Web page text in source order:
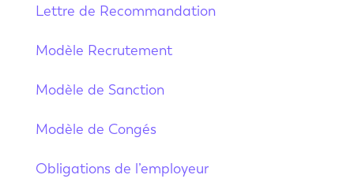
Lettre de Recommandation
Modèle Recrutement
Modèle de Sanction
Modèle de Congés
Obligations de l’employeur